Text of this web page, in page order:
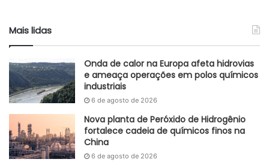
trimestre frente a igual período de 2021.
Nos Estados Unidos, a Braskem registrou elevação de 5%
nas vendas de PP no quatro trimestre na comparação
anual, a 391 mil toneladas, enquanto, na Europa, houve
recuo de 3%.
A taxa média de utilização das centrais petroquímicas da
empresa no Brasil ficou em 72% de outubro a dezembro,
queda de 13 ponto percentuais na base anual.
Mais lidas
Onda de calor na Europa afeta hidrovias
e ameaça operações em polos químicos
industriais
6 de agosto de 2026
Nova planta de Peróxido de Hidrogênio
fortalece cadeia de químicos finos na
China
6 de agosto de 2026